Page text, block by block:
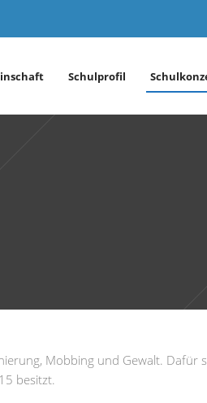
Schulprofil
Mobbing und Gewalt. Dafür
besitzt.